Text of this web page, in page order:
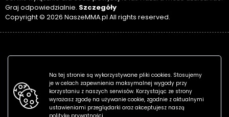
Graj odpowiedzialnie. Szczegóły
Copyright © 2026 NaszeMMA.pl All rights reserved.
Na tej stronie są wykorzystywane pliki cookies. Stosujemy
je w celach zapewnienia maksymalnej wygody przy
korzystaniu z naszych serwisów. Korzystając ze strony
wyrażasz zgodę na używanie cookie, zgodnie z aktualnymi
ustawieniami przeglądarki oraz akceptujesz naszą